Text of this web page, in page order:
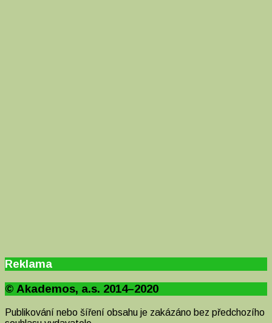
Reklama
© Akademos, a.s. 2014–2020
Publikování nebo šíření obsahu je zakázáno bez předchozího